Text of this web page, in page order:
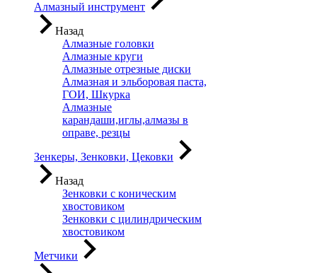
Алмазный инструмент
Назад
Алмазные головки
Алмазные круги
Алмазные отрезные диски
Алмазная и эльборовая паста,
ГОИ, Шкурка
Алмазные
карандаши,иглы,алмазы в
оправе, резцы
Зенкеры, Зенковки, Цековки
Назад
Зенковки с коническим
хвостовиком
Зенковки с цилиндрическим
хвостовиком
Метчики